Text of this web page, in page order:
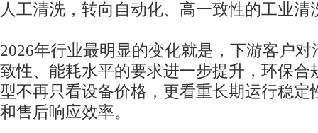
人工清洗，转向自动化、高一致性的工业清
2026年行业最明显的变化就是，下游客户
致性、能耗水平的要求进一步提升，环保合
型不再只看设备价格，更看重长期运行稳定
和售后响应效率。